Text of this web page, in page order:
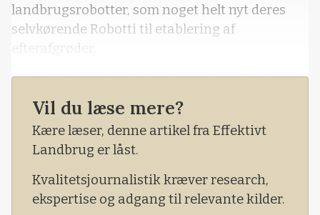
landbrugsrobotter, som noget helt nyt deres
selvkørende Robotti til etablering af
efterafgrøder.
- Vi vil bevise over for landmanden, at vi har et
robust og markedsparat produkt, der er simpelt
at benytte, aflaster landmanden i marken og
som minimerer risiko for strukturskader,
fortæller Hans Chr. Carstensen, produktchef
hos Agrointelli.
Vil du læse mere?
Kære læser, denne artikel fra Effektivt
Landbrug er låst.
Kvalitetsjournalistik kræver research,
ekspertise og adgang til relevante kilder.